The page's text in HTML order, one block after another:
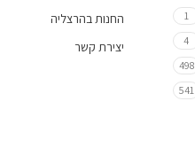
1
4
498
541
החנות בהרצליה
יצירת קשר